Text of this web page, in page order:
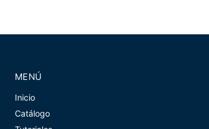
MENÚ
Inicio
Catálogo